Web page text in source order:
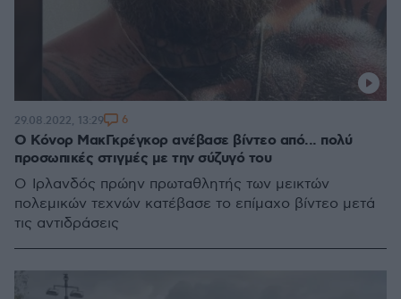
Ο Κόνορ ΜακΓκρέγκορ ανέβασε βίντεο από... πολύ
προσωπικές στιγμές με την σύζυγό του
Ο Ιρλανδός πρώην πρωταθλητής των μεικτών
πολεμικών τεχνών κατέβασε το επίμαχο βίντεο μετά
τις αντιδράσεις
29.08.2022, 13:29 6